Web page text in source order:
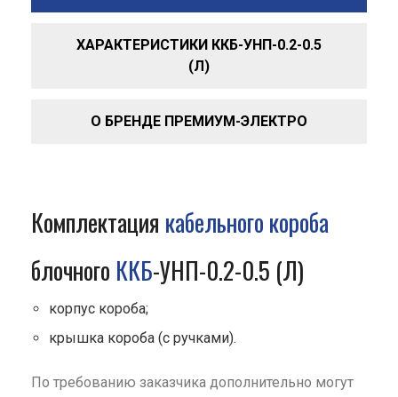
ХАРАКТЕРИСТИКИ ККБ-УНП-0.2-0.5
(Л)
О БРЕНДЕ ПРЕМИУМ-ЭЛЕКТРО
Комплектация кабельного короба
блочного ККБ-УНП-0.2-0.5 (Л)
корпус короба;
крышка короба (с ручками).
По требованию заказчика дополнительно могут